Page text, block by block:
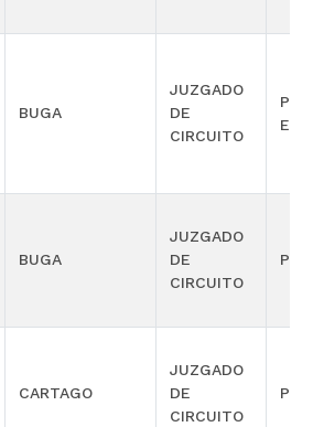
BUGA
JUZGADO
DE
CIRCUITO
BUGA
JUZGADO
DE
CIRCUITO
CARTAGO
JUZGADO
DE
CIRCUITO